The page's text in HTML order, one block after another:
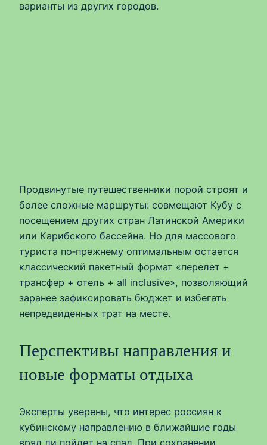
варианты из других городов.
Продвинутые путешественники порой строят и
более сложные маршруты: совмещают Кубу с
посещением других стран Латинской Америки
или Карибского бассейна. Но для массового
туриста по‑прежнему оптимальным остается
классический пакетный формат «перелет +
трансфер + отель + all inclusive», позволяющий
заранее зафиксировать бюджет и избегать
непредвиденных трат на месте.
Перспективы направления и
новые форматы отдыха
Эксперты уверены, что интерес россиян к
кубинскому направлению в ближайшие годы
вряд ли пойдет на спад. При сохранении